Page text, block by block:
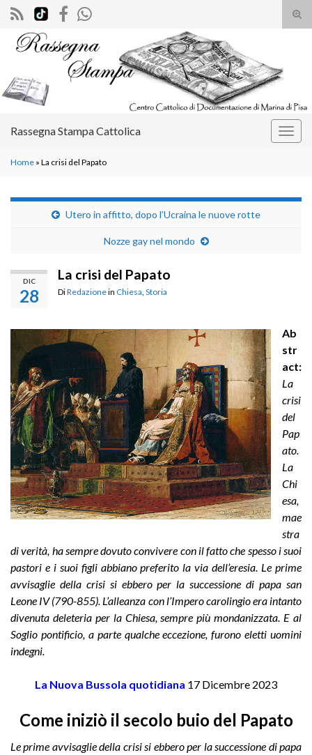
il
Search for:
Rassegna Stampa Cattolica
Home » La crisi del Papato
Utero in affitto, dopo l’Ucraina le nuove rotte
Nozze gay nel mondo
DIC
28
La crisi del Papato
DiRedazionein Chiesa Storia
Ab
str
act:
La
crisi
del
Pap
ato.
La
Chi
esa,
mae
stra
di verità, ha sempre dovuto convivere con il fatto che spesso i suoi
pastori e i suoi figli abbiano preferito la via dell’eresia. Le prime
avvisaglie della crisi si ebbero per la successione di papa san
Leone IV (790-855). L’alleanza con l’Impero carolingio era intanto
divenuta deleteria per la Chiesa, sempre più mondanizzata. E al
Soglio pontificio, a parte qualche eccezione, furono eletti uomini
indegni.
La Nuova Bussola quotidiana 17 Dicembre 2023
Come iniziò il secolo buio del Papato
Le prime avvisaglie della crisi si ebbero per la successione di papa